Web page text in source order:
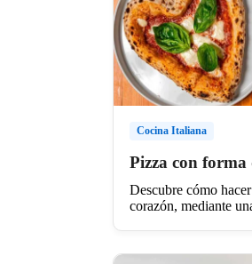
Cocina Italiana
Pizza con forma
Descubre cómo
corazón, mediante